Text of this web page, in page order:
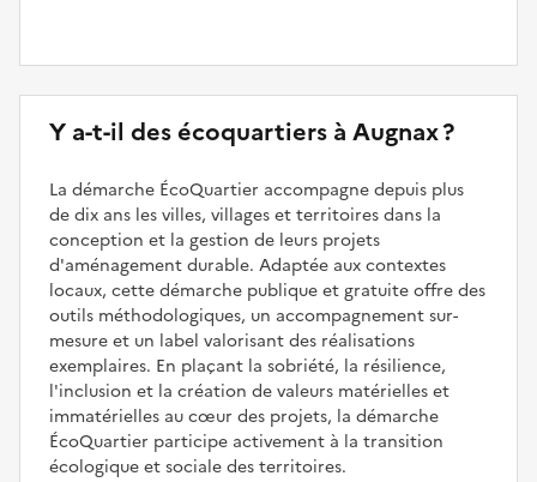
Y a-t-il des écoquartiers à Augnax ?
La démarche ÉcoQuartier accompagne depuis plus
de dix ans les villes, villages et territoires dans la
conception et la gestion de leurs projets
d'aménagement durable. Adaptée aux contextes
locaux, cette démarche publique et gratuite offre des
outils méthodologiques, un accompagnement sur-
mesure et un label valorisant des réalisations
exemplaires. En plaçant la sobriété, la résilience,
l'inclusion et la création de valeurs matérielles et
immatérielles au cœur des projets, la démarche
ÉcoQuartier participe activement à la transition
écologique et sociale des territoires.